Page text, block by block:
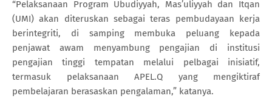
“Pelaksanaan Program Ubudiyyah, Mas’uliyyah dan Itqan
(UMI) akan diteruskan sebagai teras pembudayaan kerja
berintegriti, di samping membuka peluang kepada
penjawat awam menyambung pengajian di institusi
pengajian tinggi tempatan melalui pelbagai inisiatif,
termasuk pelaksanaan APEL.Q yang mengiktiraf
pembelajaran berasaskan pengalaman,” katanya.